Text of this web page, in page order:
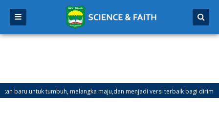
untuk tumbuh, melangka maju,dan menjadi versi terbaik bagi dirimu.